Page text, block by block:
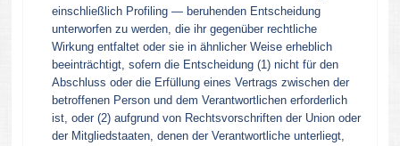
einschließlich Profiling — beruhenden Entscheidung
unterworfen zu werden, die ihr gegenüber rechtliche
Wirkung entfaltet oder sie in ähnlicher Weise erheblich
beeinträchtigt, sofern die Entscheidung (1) nicht für den
Abschluss oder die Erfüllung eines Vertrags zwischen der
betroffenen Person und dem Verantwortlichen erforderlich
ist, oder (2) aufgrund von Rechtsvorschriften der Union oder
der Mitgliedstaaten, denen der Verantwortliche unterliegt,